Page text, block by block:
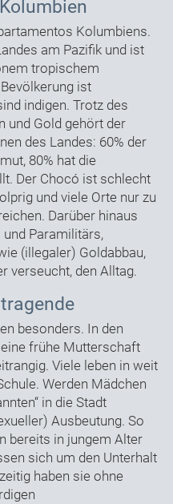
Kolumbiens.
am Pazifik und ist
tropischem
ist
indigen. Trotz des
und Gold gehört der
des Landes: 60% der
80% hat die
Der Chocó ist schlecht
und viele Orte nur zu
Darüber hinaus
Paramilitärs,
(illegaler) Goldabbau,
verseucht, den Alltag.
besonders. In den
frühe Mutterschaft
Viele leben in weit
Werden Mädchen
in die Stadt
Ausbeutung. So
bereits in jungem Alter
sich um den Unterhalt
haben sie ohne